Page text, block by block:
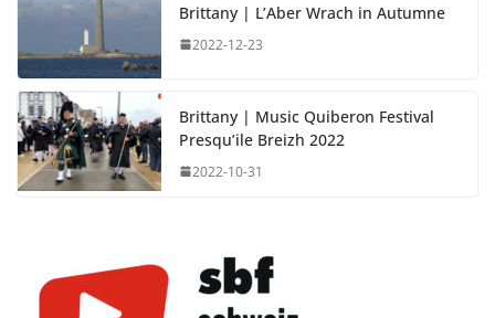
Brittany | L’Aber Wrach in Autumne
2022-12-23
Brittany | Music Quiberon Festival
Presqu’ile Breizh 2022
2022-10-31